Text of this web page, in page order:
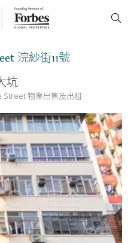
浣紗街11號
坑
Street 物業出售及出租